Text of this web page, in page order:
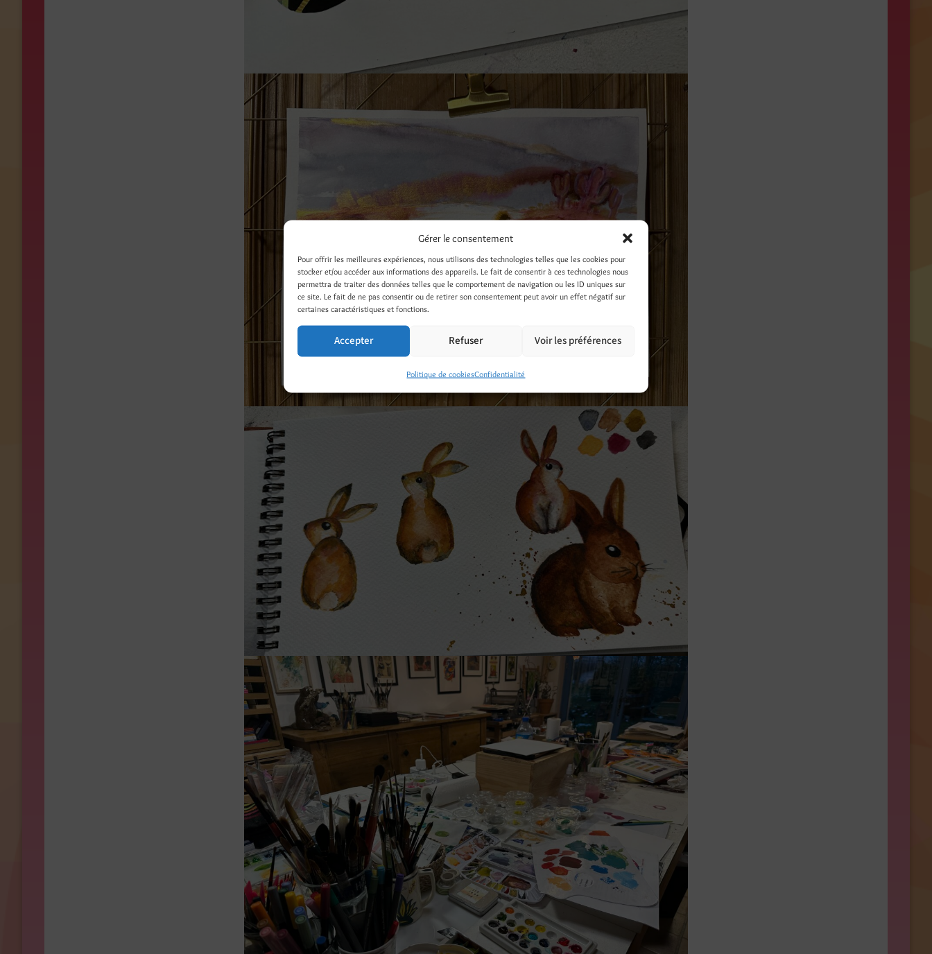
Gérer le consentement
Pour offrir les meilleures expériences, nous utilisons des technologies telles que les cookies pour
stocker et/ou accéder aux informations des appareils. Le fait de consentir à ces technologies nous
permettra de traiter des données telles que le comportement de navigation ou les ID uniques sur
ce site. Le fait de ne pas consentir ou de retirer son consentement peut avoir un effet négatif sur
certaines caractéristiques et fonctions.
Accepter Refuser Voir les préférences
Politique de cookiesConfidentialité